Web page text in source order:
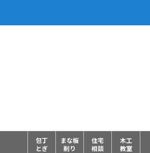
包丁
とぎ
まな板
削り
住宅
相談
木工
教室